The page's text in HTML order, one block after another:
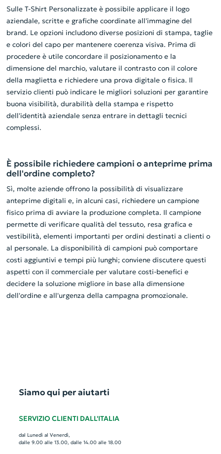
Sulle T-Shirt Personalizzate è possibile applicare il logo
aziendale, scritte e grafiche coordinate all'immagine del
brand. Le opzioni includono diverse posizioni di stampa, taglie
e colori del capo per mantenere coerenza visiva. Prima di
procedere è utile concordare il posizionamento e la
dimensione del marchio, valutare il contrasto con il colore
della maglietta e richiedere una prova digitale o fisica. Il
servizio clienti può indicare le migliori soluzioni per garantire
buona visibilità, durabilità della stampa e rispetto
dell'identità aziendale senza entrare in dettagli tecnici
complessi.
È possibile richiedere campioni o anteprime prima
dell'ordine completo?
Sì, molte aziende offrono la possibilità di visualizzare
anteprime digitali e, in alcuni casi, richiedere un campione
fisico prima di avviare la produzione completa. Il campione
permette di verificare qualità del tessuto, resa grafica e
vestibilità, elementi importanti per ordini destinati a clienti o
al personale. La disponibilità di campioni può comportare
costi aggiuntivi e tempi più lunghi; conviene discutere questi
aspetti con il commerciale per valutare costi-benefici e
decidere la soluzione migliore in base alla dimensione
dell'ordine e all'urgenza della campagna promozionale.
Siamo qui per aiutarti
SERVIZIO CLIENTI DALL'ITALIA
dal Lunedì al Venerdì,
dalle 9.00 alle 13.00, dalle 14.00 alle 18.00